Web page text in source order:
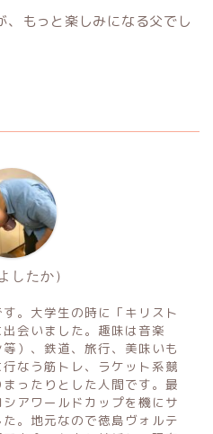
、もっと楽しみになる父でし
したか）
。大学生の時に「キリスト
会いました。趣味は音楽
）、鉄道、旅行、美味いも
なう筋トレ、ラケット系競
ったりとした人間です。最
アワールドカップを機にサ
。地元なので徳島ヴォルテ